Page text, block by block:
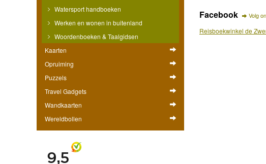
Watersport handboeken
Werken en wonen in buitenland
Woordenboeken & Taalgidsen
Kaarten
Opruiming
Puzzels
Travel Gadgets
Wandkaarten
Wereldbollen
Facebook Volg
Reisboekwinkel de